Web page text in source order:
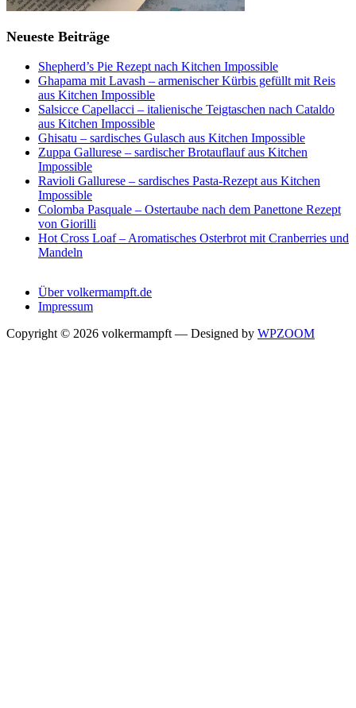
Neueste Beiträge
Shepherd’s Pie Rezept nach Kitchen Impossible
Ghapama mit Lavash – armenischer Kürbis gefüllt mit Reis
aus Kitchen Impossible
Salsicce Capellacci – italienische Teigtaschen nach Cataldo
aus Kitchen Impossible
Ghisatu – sardisches Gulasch aus Kitchen Impossible
Zuppa Gallurese – sardischer Brotauflauf aus Kitchen
Impossible
Ravioli Gallurese – sardisches Pasta-Rezept aus Kitchen
Impossible
Colomba Pasquale – Ostertaube nach dem Panettone Rezept
von Giorilli
Hot Cross Loaf – Aromatisches Osterbrot mit Cranberries und
Mandeln
Über volkermampft.de
Impressum
Copyright © 2026 volkermampft — Designed by WPZOOM